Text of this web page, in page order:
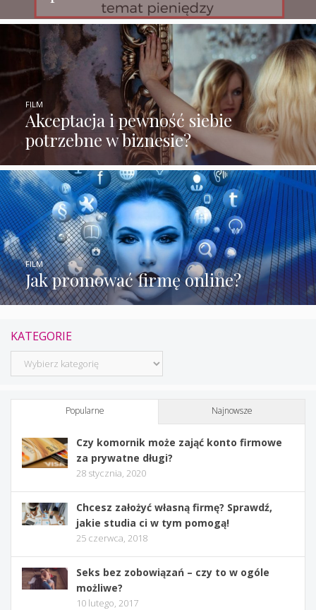
Akceptacja i pewność siebie
potrzebne w biznesie?
FILM
Jak promować firmę online?
FILM
KATEGORIE
Kategorie
Popularne Najnowsze
Czy komornik może zająć konto firmowe
za prywatne długi?
28 stycznia, 2020
Chcesz założyć własną firmę? Sprawdź,
jakie studia ci w tym pomogą!
25 czerwca, 2018
Seks bez zobowiązań – czy to w ogóle
możliwe?
10 lutego, 2017